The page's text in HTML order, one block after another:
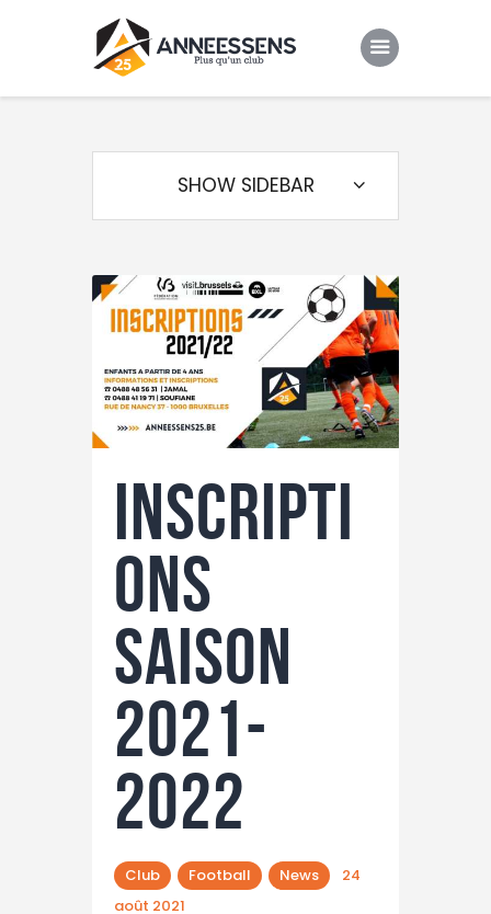
Evenements
Gallery
Inscripti
ons
saison
2021-
2022
Club Football News
24
août 2021
SHOW SIDEBAR